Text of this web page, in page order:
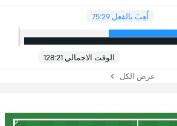
لُعِبَ بالفعل 75:29
الوقت الاجمالي 128:21
عرض الكل